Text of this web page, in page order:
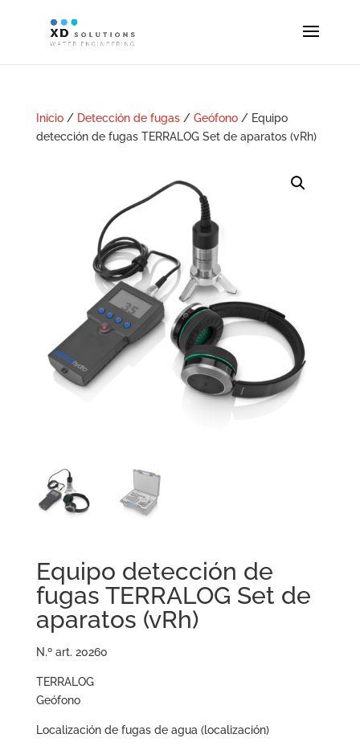
Inicio/ Detección de fugas/ Geófono/ Equipo
detección de fugas TERRALOG Set de aparatos (vRh)
Equipo detección de
fugas TERRALOG Set de
aparatos (vRh)
N.º art. 20260
TERRALOG
Geófono
Localización de fugas de agua (localización)